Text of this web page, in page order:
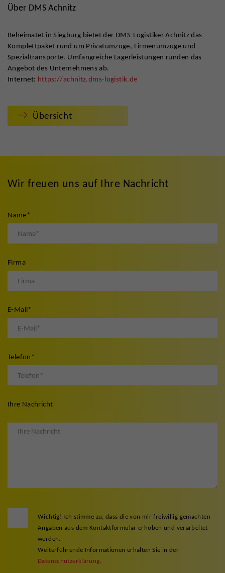
Über DMS Achnitz
Beheimatet in Siegburg bietet der DMS-Logistiker Achnitz das
Komplettpaket rund um Privatumzüge, Firmenumzüge und
Spezialtransporte. Umfangreiche Lagerleistungen runden das
Angebot des Unternehmens ab.
Internet: https://achnitz.dms-logistik.de
Übersicht
Wir freuen uns auf Ihre Nachricht
Name*
Firma
E-Mail*
Telefon *
Ihre Nachricht
Wichtig! Ich stimme zu, dass die von mir freiwillig gemachten
Angaben aus dem Kontaktformular erhoben und verarbeitet
werden.
Weiterführende Informationen erhalten Sie in der
Datenschutzerklärung.